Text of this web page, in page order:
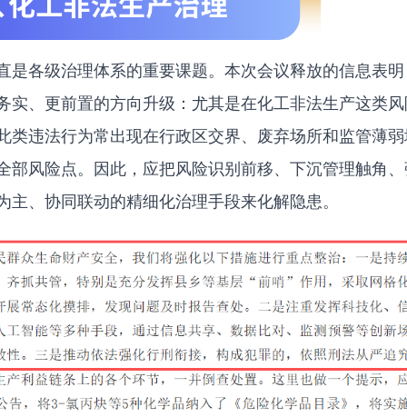
是各级治理体系的重要课题。本次会议释放的信息表明
实、更前置的方向升级：尤其是在化工非法生产这类风
违法行为常出现在行政区交界、废弃场所和监管薄
部风险点。因此，应把风险识别前移、下沉管理触角、
、协同联动的精细化治理手段来化解隐患。